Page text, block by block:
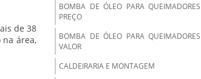
de 38
na área,
BOMBA DE ÓLEO PARA QUEIMADORES
PREÇO
BOMBA DE ÓLEO PARA QUEIMADORES
VALOR
CALDEIRARIA E MONTAGEM